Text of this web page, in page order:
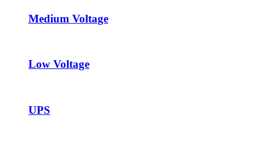
Medium Voltage
Low Voltage
UPS